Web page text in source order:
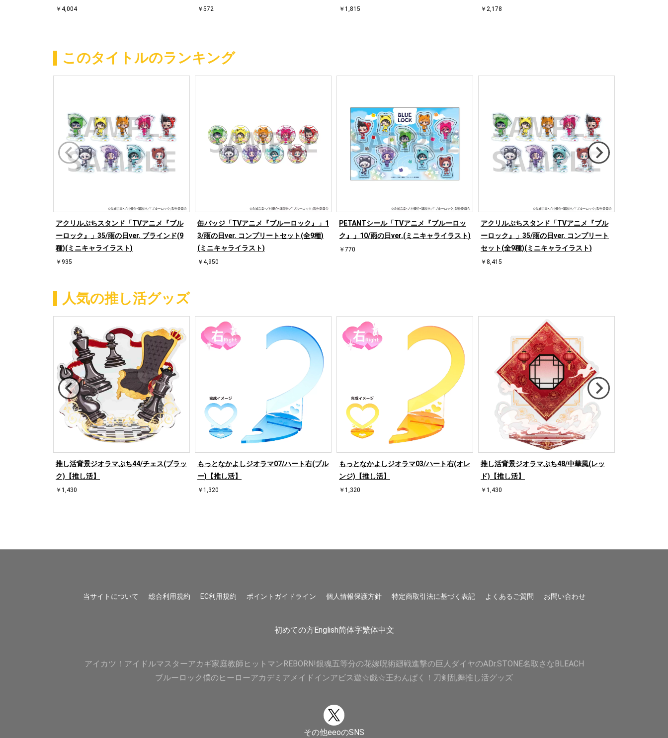
￥4,004 ￥572 ￥1,815 ￥2,178
このタイトルのランキング
アクリルぷちスタンド「TVアニメ『ブル
ーロック』」35/雨の日ver. ブラインド(9
種)(ミニキャライラスト)
￥935
缶バッジ「TVアニメ『ブルーロック』」1
3/雨の日ver. コンプリートセット(全9種)
(ミニキャライラスト)
￥4,950
PETANTシール「TVアニメ『ブルーロッ
ク』」10/雨の日ver.(ミニキャライラスト)
￥770
アクリルぷちスタンド「TVアニメ『ブル
ーロック』」35/雨の日ver. コンプリート
セット(全9種)(ミニキャライラスト)
￥8,415
人気の推し活グッズ
推し活背景ジオラマぷち44/チェス(ブラッ
ク)【推し活】
￥1,430
もっとなかよしジオラマ07/ハート右(ブル
ー)【推し活】
￥1,320
もっとなかよしジオラマ03/ハート右(オレ
ンジ)【推し活】
￥1,320
推し活背景ジオラマぷち48/中華風(レッ
ド)【推し活】
￥1,430
当サイトについて 総合利用規約 EC利用規約 ポイントガイドライン 個人情報保護方針 特定商取引法に基づく表記 よくあるご質問 お問い合わせ
初めての方English简体字繁体中文
アイカツ！ アイドルマスターアカギ家庭教師ヒットマンREBORN!銀魂五等分の花嫁呪術廻戦進撃の巨人 ダイヤのADr.STONE名取さな BLEACH
ブルーロック僕のヒーローアカデミア メイドインアビス遊☆戯☆王わんぱく！刀剣乱舞推し活グッズ
その他eeoのSNS